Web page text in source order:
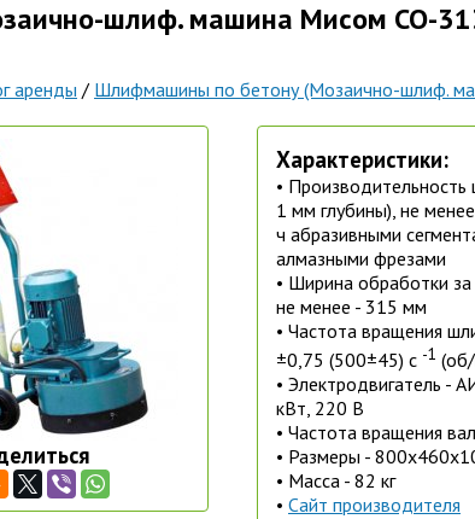
шлиф. машина Мисом СО-
аренды / Шлифмашины по бетону (Мозаично-шлиф.
Характеристики:
•
1 мм глубины), не
ч абразивными
алмазными фрезами
• Ширина обработки
не менее - 315 мм
• Частота вращения
±0,75 (500±45) с -1
• Электродвигатель -
кВт, 220 В
• Частота вращения
• Размеры -
• Масса - 82 кг
• Сайт производителя